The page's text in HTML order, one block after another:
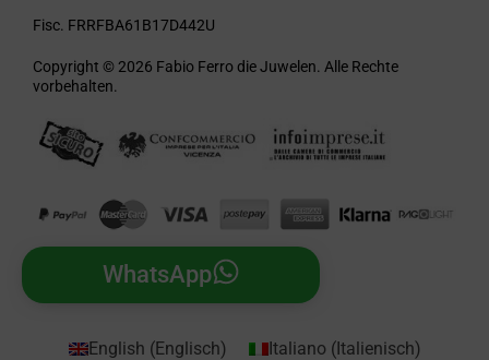
Fisc. FRRFBA61B17D442U
Copyright © 2026 Fabio Ferro die Juwelen. Alle Rechte
vorbehalten.
WhatsApp
English (Englisch) Italiano (Italienisch)